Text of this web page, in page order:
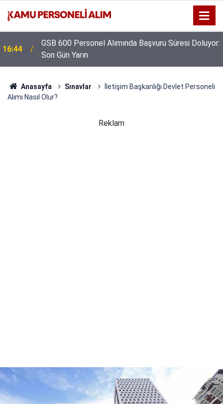
16:38
Kıyı Emniyeti Genel Müdürlüğü 26 İşçi Alımı
Yapacak
Anasayfa Sınavlar
İletişim Başkanlığı Devlet Personeli
Alımı Nasıl Olur?
Reklam